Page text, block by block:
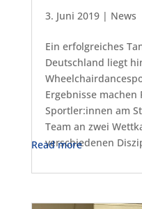
3. Juni 2019| News
Ein erfolgreiches
Deutschland liegt
Ergebnisse machen
Sportler:innen am
Team an zwei
verschiedenen
Read more